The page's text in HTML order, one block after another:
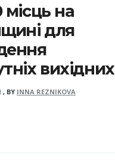
на
для
вихідних
, BY INNA REZNIKOVA